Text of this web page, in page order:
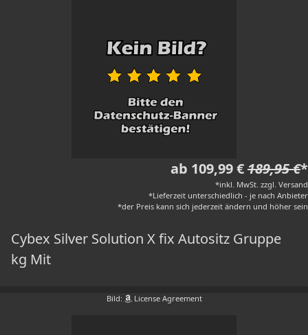
ab 109,99 €189,95 €*
*inkl. MwSt. zzgl. Versand
*Lieferzeit unterschiedlich - je nach Anbieter
*der Preis kann sich jederzeit ändern und höher sein
Cybex Silver Solution X fix Autositz Gruppe
kg Mit
Bild: License Agreement